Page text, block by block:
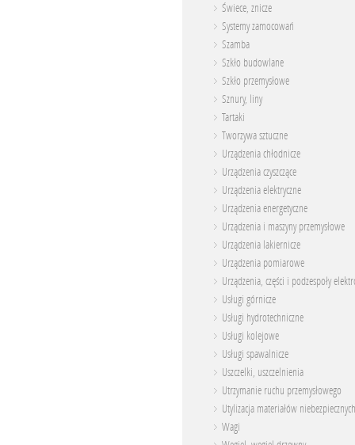
Świece, znicze
Systemy zamocowań
Szamba
Szkło budowlane
Szkło przemysłowe
Sznury, liny
Tartaki
Tworzywa sztuczne
Urządzenia chłodnicze
Urządzenia czyszczące
Urządzenia elektryczne
Urządzenia energetyczne
Urządzenia i maszyny przemysłowe
Urządzenia lakiernicze
Urządzenia pomiarowe
Urządzenia, części i podzespoły
Usługi górnicze
Usługi hydrotechniczne
Usługi kolejowe
Usługi spawalnicze
Uszczelki, uszczelnienia
Utrzymanie ruchu przemysłowego
Utylizacja materiałów niebezpiecznych
Wagi